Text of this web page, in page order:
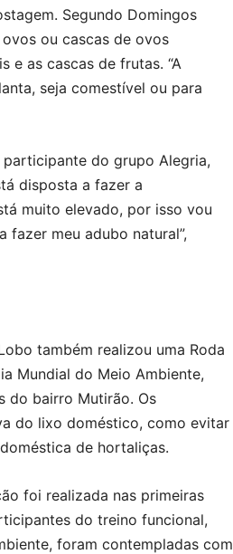
Segundo Domingos
ou cascas de ovos
e as cascas de frutas. “A
seja comestível ou para
participante do grupo Alegria,
disposta a fazer a
muito elevado, por isso vou
meu adubo natural”,
também realizou uma Roda
Mundial do Meio Ambiente,
do bairro Mutirão. Os
do lixo doméstico, como evitar
de hortaliças.
foi realizada nas primeiras
do treino funcional,
foram contempladas com